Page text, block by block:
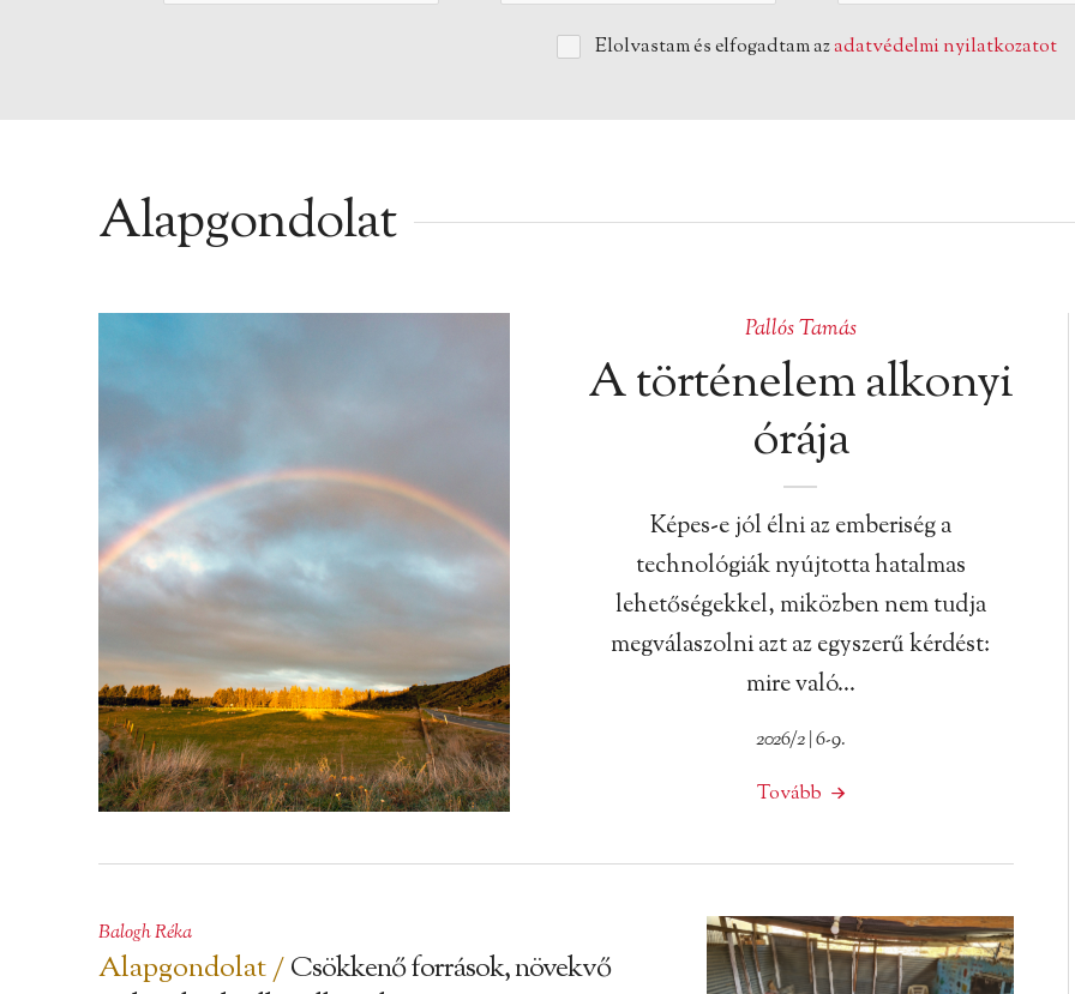
Elolvastam és elfogadtam azadatvédelmi nyilatkozatot
Alapgondolat
Pallós Tamás
A történelem alkonyi
órája
Képes-e jól élni az emberiség a
technológiák nyújtotta hatalmas
lehetőségekkel, miközben nem tudja
megválaszolni azt az egyszerű kérdést:
mire való…
2026/2 | 6-9.
Tovább
Balogh Réka
Alapgondolat /Csökkenő források, növekvő